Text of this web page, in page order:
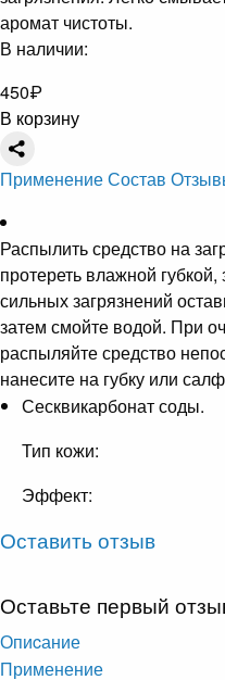
аромат чистоты.
В наличии:
450₽
В корзину
ПрименениеСостав
Распылить средство на
протереть влажной
сильных загрязнений
затем смойте водой. При
распыляйте средство
нанесите на губку или
Сесквикарбонат соды.
Тип кожи:
Эффект:
Оставить отзыв
Оставьте первый
Опиcание
Применение